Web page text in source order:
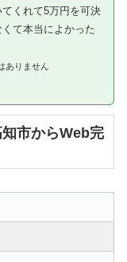
くれて5万円を可決
て本当によかった
ありません
市からWeb完